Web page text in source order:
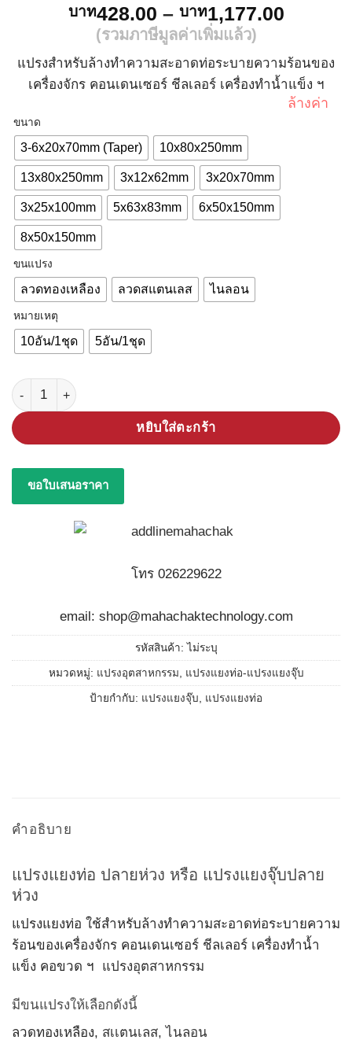
บาท428.00 – บาท1,177.00Price
บาท
บาท
(รวมภาษีมูลค่าเพิ่มแล้ว)
แปรงสำหรับล้างทำความสะอาดท่อระบายความร้อนของ
เครื่องจักร คอนเดนเซอร์ ชีลเลอร์ เครื่องทำน้ำแข็ง ฯ
ขนาด
3-6x20x70mm (Taper) 10x80x250mm
13x80x250mm 3x12x62mm 3x20x70mm
3x25x100mm 5x63x83mm 6x50x150mm
8x50x150mm
ขนแปรง
ลวดทองเหลือง ลวดสแตนเลส ไนลอน
หมายเหตุ
10อัน/1ชุด 5อัน/1ชุด
ล้างค่า
จำนวน แปรงแยงท่อ ปลายห่วง ชิ้น
หยิบใส่ตะกร้า
ขอใบเสนอราคา
โทร 026229622
email: shop@mahachaktechnology.com
รหัสสินค้า: ไม่ระบุ
หมวดหมู่: แปรงอุตสาหกรรม, แปรงแยงท่อ-แปรงแยงจุ๊บ
ป้ายกำกับ: แปรงแยงจุ๊บ, แปรงแยงท่อ
คำอธิบาย
แปรงแยงท่อ ปลายห่วง หรือ แปรงแยงจุ๊บปลาย
ห่วง
แปรงแยงท่อ ใช้สำหรับล้างทำความสะอาดท่อระบายความ
ร้อนของเครื่องจักร คอนเดนเซอร์ ชีลเลอร์ เครื่องทำน้ำ
แข็ง คอขวด ฯ แปรงอุตสาหกรรม
มีขนแปรงให้เลือกดังนี้
ลวดทองเหลือง, สเเตนเลส, ไนลอน